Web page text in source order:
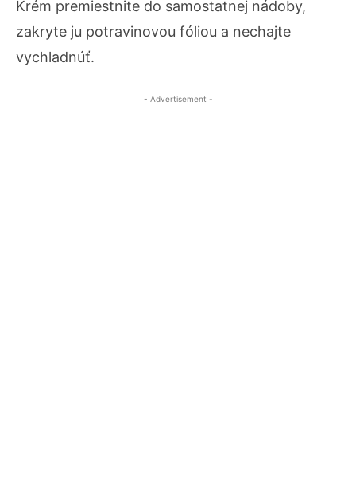
Krém premiestnite do samostatnej nádoby,
zakryte ju potravinovou fóliou a nechajte
vychladnúť.
- Advertisement -